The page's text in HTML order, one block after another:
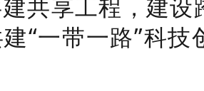
共享工程，建
“一带一路”科